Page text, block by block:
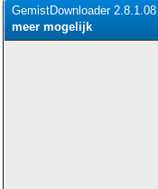
GemistDownloader
meer mogelijk